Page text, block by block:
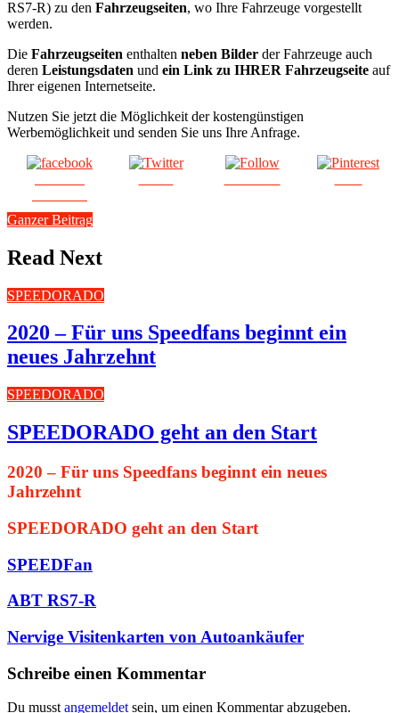
RS7-R) zu den Fahrzeugseiten, wo Ihre Fahrzeuge vorgestellt
werden.
Die Fahrzeugseiten enthalten neben Bilder der Fahrzeuge auch
deren Leistungsdaten und ein Link zu IHRER Fahrzeugseite auf
Ihrer eigenen Internetseite.
Nutzen Sie jetzt die Möglichkeit der kostengünstigen
Werbemöglichkeit und senden Sie uns Ihre Anfrage.
Ganzer Beitrag
Read Next
SPEEDORADO
2020 – Für uns Speedfans beginnt ein
neues Jahrzehnt
SPEEDORADO
SPEEDORADO geht an den Start
2020 – Für uns Speedfans beginnt ein neues
Jahrzehnt
SPEEDORADO geht an den Start
SPEEDFan
ABT RS7-R
Nervige Visitenkarten von Autoankäufer
Schreibe einen Kommentar
Du musstangemeldetsein, um einen Kommentar abzugeben.